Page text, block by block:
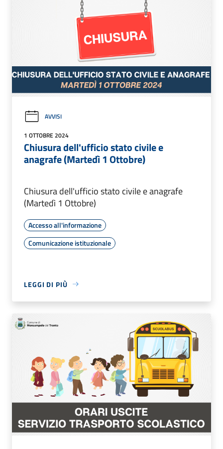
AVVISI
1 OTTOBRE 2024
Chiusura dell'ufficio stato civile e
anagrafe (Martedì 1 Ottobre)
Chiusura dell'ufficio stato civile e anagrafe
(Martedì 1 Ottobre)
Accesso all'informazione
Comunicazione istituzionale
LEGGI DI PIÙ